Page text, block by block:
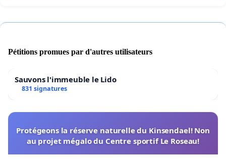
Pétitions promues par d'autres utilisateurs
Sauvons l'immeuble le Lido
831 signatures
Protégeons la réserve naturelle du Kinsendael! Non
au projet mégalo du Centre sportif Le Roseau!